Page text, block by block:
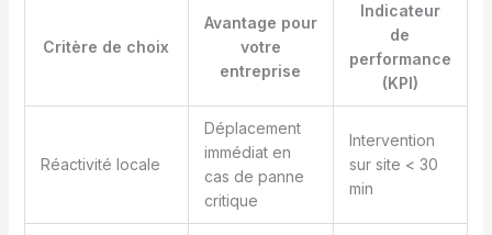
Critère de choix
Avantage pour
votre
entreprise
Indicateur
de
performance
(KPI)
Réactivité locale
Déplacement
immédiat en
cas de panne
critique
Intervention
sur site < 30
min